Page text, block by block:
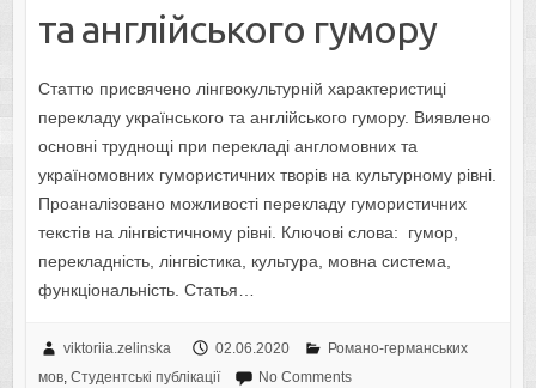
та англійського гумору
Статтю присвячено лінгвокультурній характеристиці
перекладу українського та англійського гумору. Виявлено
основні труднощі при перекладі англомовних та
україномовних гумористичних творів на культурному рівні.
Проаналізовано можливості перекладу гумористичних
текстів на лінгвістичному рівні. Ключові слова: гумор,
перекладність, лінгвістика, культура, мовна система,
функціональність. Статья…
viktoriia.zelinska 02.06.2020
Романо-германських
мов, Студентські публікації No Comments